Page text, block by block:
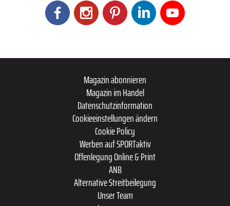
Magazin abonnieren
Magazin im Handel
Datenschutzinformation
Cookieeinstellungen ändern
Cookie Policy
Werben auf SPORTaktiv
Offenlegung Online & Print
ANB
Alternative Streitbeilegung
Unser Team